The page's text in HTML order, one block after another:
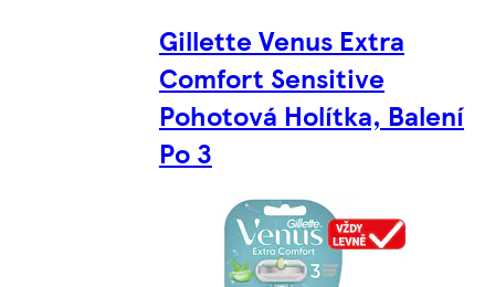
Gillette Venus Extra
Comfort Sensitive
Pohotová Holítka, Balení
Po 3